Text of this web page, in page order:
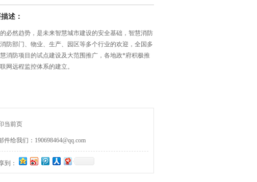
述：
必然趋势，是未来智慧城市建设的安全基础，智慧消防
防部门、物业、生产、园区等多个行业的欢迎，全国多
消防项目的试点建设及大范围推广，各地政*府积极推
网远程监控体系的建立。
当前页
件给我们：190698464@qq.com
到：